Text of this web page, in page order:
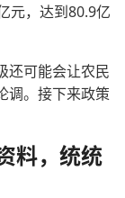
元，达到80.9亿
还可能会让农民
调。接下来政策
料，统统